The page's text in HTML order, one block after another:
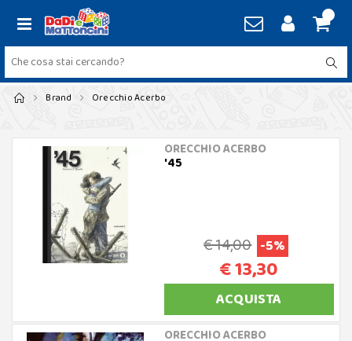
Brand Orecchio Acerbo
ORECCHIO ACERBO
'45
€ 14,00 -5%
€ 13,30
ACQUISTA
ORECCHIO ACERBO